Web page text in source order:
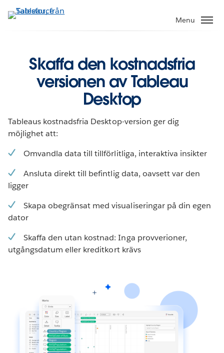
vidare
Menu
Skaffa den kostnadsfria
versionen av Tableau
Desktop
Tableaus kostnadsfria Desktop-version ger dig
möjlighet att:
Omvandla data till tillförlitliga, interaktiva insikter
Ansluta direkt till befintlig data, oavsett var den
ligger
Skapa obegränsat med visualiseringar på din egen
dator
Skaffa den utan kostnad: Inga provverioner,
utgångsdatum eller kreditkort krävs